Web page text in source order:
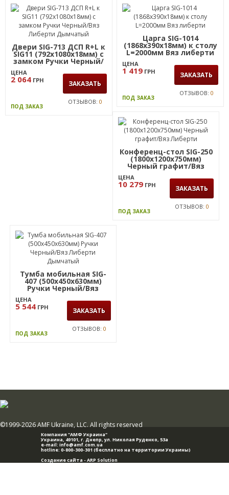
Двери SIG-713 ДСП R+L к
SIG11 (792х1080х18мм) с
замком Ручки Черный/
Вяз Либерти Дымчатый
ЦЕНА
2 064 ГРН ЗАКАЗАТЬ
ПОД ЗАКАЗ
ОТЗЫВОВ: 0
Царга SIG-1014
(1868х390х18мм) к столу
L=2000мм Вяз либерти
ЦЕНА
1 419 ГРН ЗАКАЗАТЬ
ПОД ЗАКАЗ
ОТЗЫВОВ: 0
Конференц-стол SIG-250
(1800х1200х750мм)
Черный графит/Вяз
Либерти
ЦЕНА
10 279 ГРН ЗАКАЗАТЬ
ПОД ЗАКАЗ
ОТЗЫВОВ:0
Тумба мобильная SIG-
407 (500х450х630мм)
Ручки Черный/Вяз
Либерти Дымчатый
ЦЕНА
5 544 ГРН ЗАКАЗАТЬ
ПОД ЗАКАЗ
ОТЗЫВОВ:0
Компания "АМФ Украина"
Украина, 49101, г. Днепр,ул. Николая Руденко, 53а
e-mail: info@amf.com.ua
hotline: 0-800-300-301 (бесплатно на территории Украины)
Создание сайта -ARP Solution
©1999-2026 AMF Ukraine, LLC. All rights reserved